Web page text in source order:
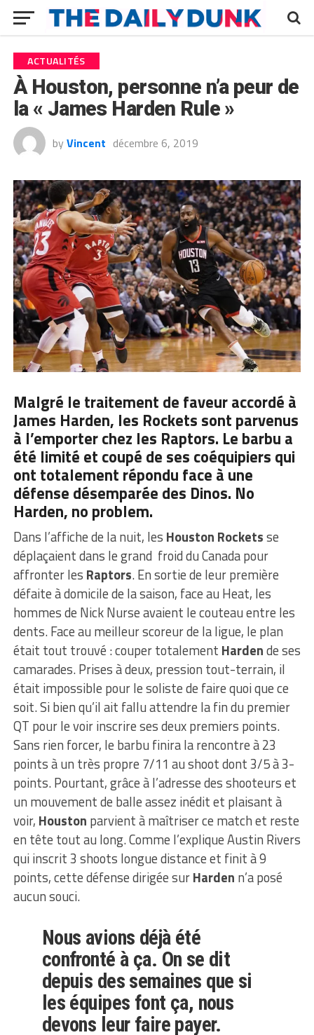
ACTUALITÉS
À Houston, personne n’a peur de
la « James Harden Rule »
by Vincent décembre 6, 2019
Malgré le traitement de faveur accordé à
James Harden, les Rockets sont parvenus
à l’emporter chez les Raptors. Le barbu a
été limité et coupé de ses coéquipiers qui
ont totalement répondu face à une
défense désemparée des Dinos. No
Harden, no problem.
Dans l’affiche de la nuit, les Houston Rocketsse
déplaçaient dans le grand froid du Canada pour
affronter les Raptors. En sortie de leur première
défaite à domicile de la saison, face au Heat, les
hommes de Nick Nurse avaient le couteau entre les
dents. Face au meilleur scoreur de la ligue, le plan
était tout trouvé : couper totalement Hardende ses
camarades. Prises à deux, pression tout-terrain, il
était impossible pour le soliste de faire quoi que ce
soit. Si bien qu’il ait fallu attendre la fin du premier
QT pour le voir inscrire ses deux premiers points.
Sans rien forcer, le barbu finira la rencontre à 23
points à un très propre 7/11 au shoot dont 3/5 à 3-
points. Pourtant, grâce à l’adresse des shooteurs et
un mouvement de balle assez inédit et plaisant à
voir, Houston parvient à maîtriser ce match et reste
en tête tout au long. Comme l’explique Austin Rivers
qui inscrit 3 shoots longue distance et finit à 9
points, cette défense dirigée surHarden n’a posé
aucun souci.
Nous avions déjà été
confronté à ça. On se dit
depuis des semaines que si
les équipes font ça, nous
devons leur faire payer.